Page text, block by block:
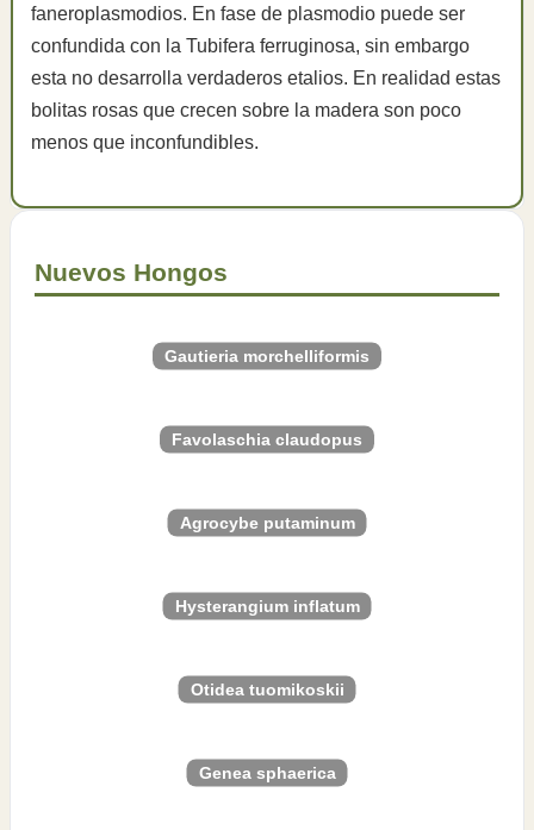
faneroplasmodios. En fase de plasmodio puede ser
confundida con la Tubifera ferruginosa, sin embargo
esta no desarrolla verdaderos etalios. En realidad estas
bolitas rosas que crecen sobre la madera son poco
menos que inconfundibles.
Nuevos Hongos
Gautieria morchelliformis
Favolaschia claudopus
Agrocybe putaminum
Hysterangium inflatum
Otidea tuomikoskii
Genea sphaerica